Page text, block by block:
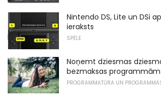
Nintendo DS, Lite un DSi
ieraksts
SPĒLE
Noņemt dziesmas
bezmaksas programmām
PROGRAMMATŪRA UN